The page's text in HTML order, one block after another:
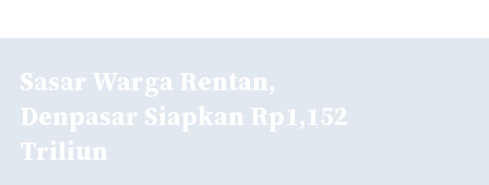
Sasar Warga Rentan,
Denpasar Siapkan Rp1,152
Triliun